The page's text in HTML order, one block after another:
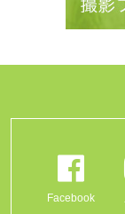
Facebook